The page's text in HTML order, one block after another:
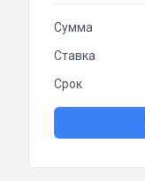
Сумма
Ставка
Срок